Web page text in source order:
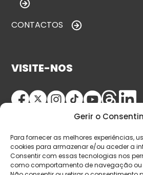
Gerir o
Para fornecer as melhores experiências,
cookies para armazenar e/ou aceder a
Consentir com essas tecnologias nos
como comportamento de navegação ou
CONTACTOS
VISITE-NOS
© Copyright 2026 Saída de